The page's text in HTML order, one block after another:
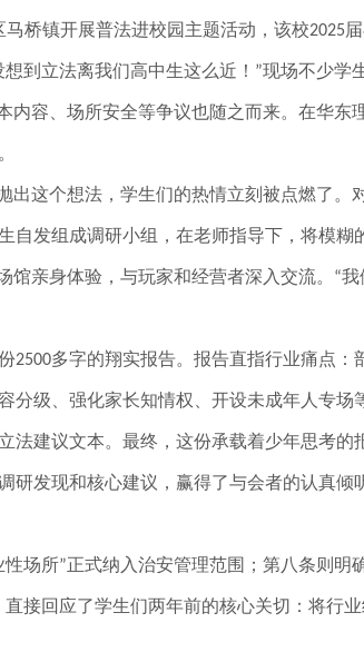
桥镇开展普法进校园主题活动，该校2025
想到立法离我们高中生这么近！ ”现场不少学
内容、场所安全等争议也随之而来。在华
出这个想法，学生们的热情立刻被点燃了
自发组成调研小组，在老师指导下，将模糊
馆亲身体验，与玩家和经营者深入交流。 “我
2500多字的翔实报告。报告直指行业痛点
分级、强化家长知情权、开设未成年人专场
法建议文本。最终，这份承载着少年思考
研发现和核心建议，赢得了与会者的认真倾
性场所”正式纳入治安管理范围；第八条则明
接回应了学生们两年前的核心关切：将行